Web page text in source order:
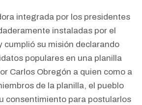
integrada por los presidentes
instaladas por el
cumplió su misión declarando
populares en una planilla
Carlos Obregón a quien como a
de la planilla, el pueblo
consentimiento para postularlos